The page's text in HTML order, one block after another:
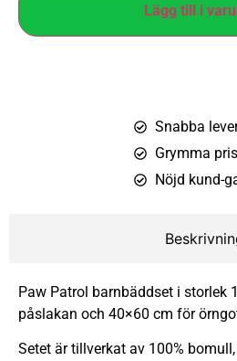
Lägg till i
Snabba
Grymma
Nöjd kund-
Paw Patrol barnbäddset i storlek
påslakan och 40×60 cm för
Setet är tillverkat av 100%